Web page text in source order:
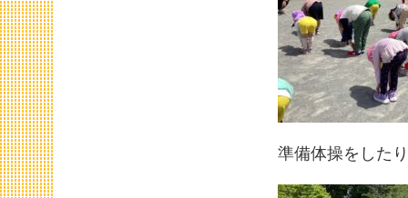
準備体操をした